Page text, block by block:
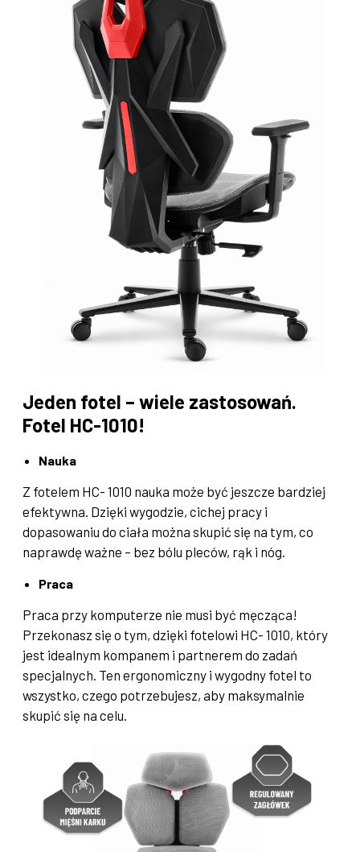
Jeden fotel – wiele zastosowań.
Fotel HC-1010!
Nauka
Z fotelem HC- 1010 nauka może być jeszcze bardziej
efektywna. Dzięki wygodzie, cichej pracy i
dopasowaniu do ciała można skupić się na tym, co
naprawdę ważne – bez bólu pleców, rąk i nóg.
Praca
Praca przy komputerze nie musi być męcząca!
Przekonasz się o tym, dzięki fotelowi HC- 1010, który
jest idealnym kompanem i partnerem do zadań
specjalnych. Ten ergonomiczny i wygodny fotel to
wszystko, czego potrzebujesz, aby maksymalnie
skupić się na celu.